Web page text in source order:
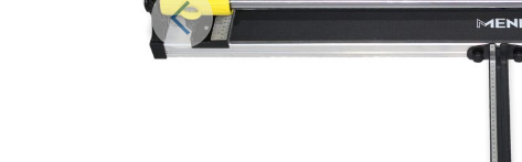
Previous